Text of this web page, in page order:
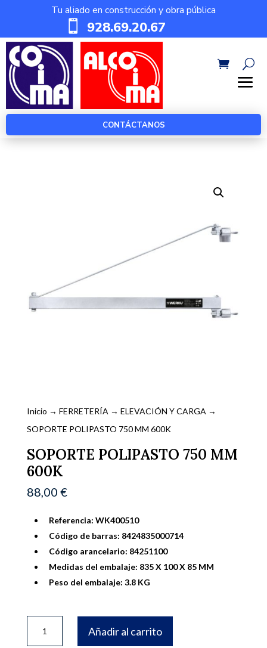
Tu aliado en construcción y obra pública
 928.69.20.67
CONTÁCTANOS
Inicio → FERRETERÍA → ELEVACIÓN Y CARGA →
SOPORTE POLIPASTO 750 MM 600K
SOPORTE POLIPASTO 750 MM
600K
88,00 €
Referencia: WK400510
Código de barras: 8424835000714
Código arancelario: 84251100
Medidas del embalaje: 835 X 100 X 85 MM
Peso del embalaje: 3.8 KG
Añadir al carrito